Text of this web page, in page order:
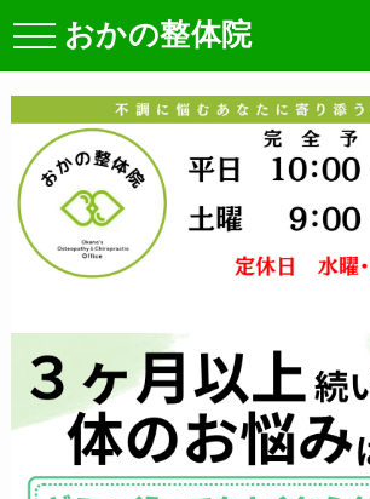
おかの整体院